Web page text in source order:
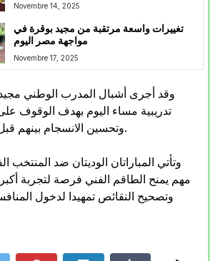
Novembre 14, 2025
تغييرات واسعة مرتقبة من مجيد بوقرة في
مواجهة مصر اليوم
Novembre 17, 2025
وقد أجرى أشبال المدرب الوطني
تدريبية مساء اليوم بهدف الوقوف
وتحسين الانسجام بينهم قبل الموعد الرسمي.
وتأتي المباراتان الوديتان ضد المنتخب
مهم يمنح الطاقم الفني فرصة لتجربة
وتصحيح النقائص تمهيدا لدخول